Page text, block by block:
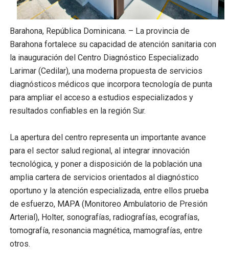
PRM escogerá este domingo su nueva cúpula
Candidato a presidente del Colegio de Notarios hace
Digecac realizará Primer Festival de Plantas 2026
Josefa Castillo: Liderazgo y Transformación Social al
Lee Ballester a los que se forman como agentes
Barahona, República Dominicana. – La provincia de
Barahona fortalece su capacidad de atención sanitaria con
la inauguración del Centro Diagnóstico Especializado
Larimar (Cedilar), una moderna propuesta de servicios
diagnósticos médicos que incorpora tecnología de punta
para ampliar el acceso a estudios especializados y
resultados confiables en la región Sur.
La apertura del centro representa un importante avance
para el sector salud regional, al integrar innovación
tecnológica, y poner a disposición de la población una
amplia cartera de servicios orientados al diagnóstico
oportuno y la atención especializada, entre ellos prueba
de esfuerzo, MAPA (Monitoreo Ambulatorio de Presión
Arterial), Holter, sonografías, radiografías, ecografías,
tomografía, resonancia magnética, mamografías, entre
otros.